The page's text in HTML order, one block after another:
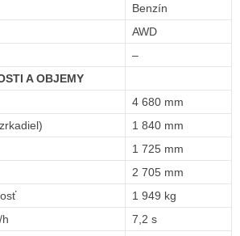
Benzín
AWD
–
A OBJEMY
4 680 mm
1 840 mm
1 725 mm
2 705 mm
1 949 kg
7,2 s